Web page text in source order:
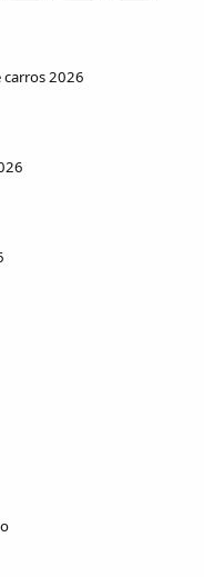
carros 2026